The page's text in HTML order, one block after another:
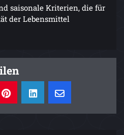
saisonale Kriterien, die für
der Lebensmittel